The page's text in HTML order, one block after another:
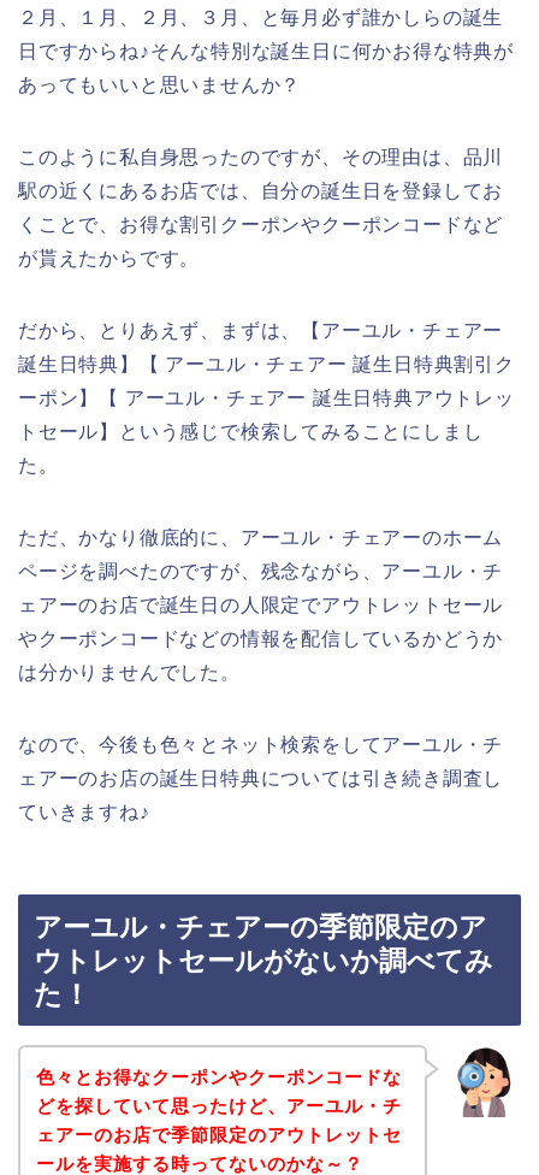
２月、１月、２月、３月、と毎月必ず誰かしらの誕生
日ですからね♪そんな特別な誕生日に何かお得な特典が
あってもいいと思いませんか？
このように私自身思ったのですが、その理由は、品川
駅の近くにあるお店では、自分の誕生日を登録してお
くことで、お得な割引クーポンやクーポンコードなど
が貰えたからです。
だから、とりあえず、まずは、【アーユル・チェアー
誕生日特典】【 アーユル・チェアー 誕生日特典割引ク
ーポン】【 アーユル・チェアー 誕生日特典アウトレッ
トセール】という感じで検索してみることにしまし
た。
ただ、かなり徹底的に、アーユル・チェアーのホーム
ページを調べたのですが、残念ながら、アーユル・チ
ェアーのお店で誕生日の人限定でアウトレットセール
やクーポンコードなどの情報を配信しているかどうか
は分かりませんでした。
なので、今後も色々とネット検索をしてアーユル・チ
ェアーのお店の誕生日特典については引き続き調査し
ていきますね♪
アーユル・チェアーの季節限定のア
ウトレットセールがないか調べてみ
た！
色々とお得なクーポンやクーポンコードな
どを探していて思ったけど、アーユル・チ
ェアーのお店で季節限定のアウトレットセ
ールを実施する時ってないのかな～？